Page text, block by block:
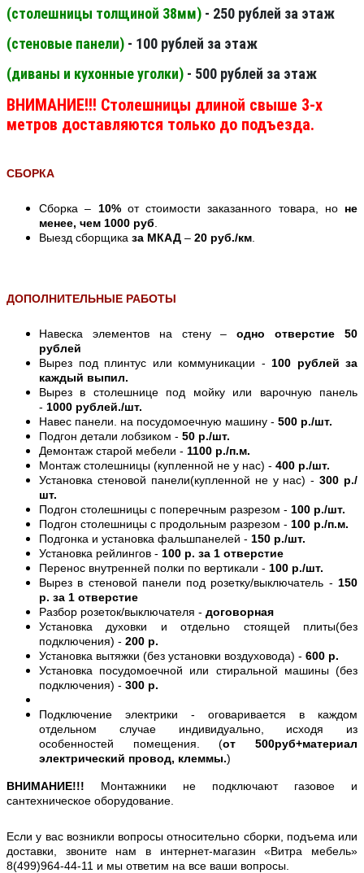
(столешницы толщиной 38мм) - 250 рублей за этаж
(стеновые панели) - 100 рублей за этаж
(диваны и кухонные уголки) - 500 рублей за этаж
ВНИМАНИЕ!!! Столешницы длиной свыше 3-х
метров доставляются только до подъезда.
СБОРКА
Сборка – 10%от стоимости заказанного товара, но не
менее, чем 1000 руб
Выезд сборщика за МКАД – 20 руб./км
ДОПОЛНИТЕЛЬНЫЕ РАБОТЫ
Навеска элементов на стену –одно отверстие 50
рублей
Вырез под плинтус или коммуникации - 100 рублей за
каждый выпил.
Вырез в столешнице под мойку или варочную панель
- 1000 рублей./шт.
Навес панели. на посудомоечную машину - 500 р./шт.
Подгон детали лобзиком - 50 р./шт.
Демонтаж старой мебели - 1100 р./п.м.
Монтаж столешницы (купленной не у нас) - 400 р./шт.
Установка стеновой панели(купленной не у нас) -300 р./
шт.
Подгон столешницы с поперечным разрезом - 100 р./шт.
Подгон столешницы с продольным разрезом - 100 р./п.м.
Подгонка и установка фальшпанелей - 150 р./шт.
Установка рейлингов - 100 р. за 1 отверстие
Перенос внутренней полки по вертикали - 100 р./шт.
Вырез в стеновой панели под розетку/выключатель - 150
р. за 1 отверстие
Разбор розеток/выключателя - договорная
Установка духовки и отдельно стоящей плиты(без
подключения) - 200 р.
Установка вытяжки (без установки воздуховода) - 600 р.
Установка посудомоечной или стиральной машины (без
подключения) - 300 р.
Подключение электрики - оговаривается в каждом
отдельном случае индивидуально, исходя из
особенностей помещения. (от 500руб+материал
электрический провод, клеммы.)
ВНИМАНИЕ!!! Монтажники не подключают газовое и
сантехническое оборудование.
Если у вас возникли вопросы относительно сборки, подъема или
доставки, звоните нам в интернет-магазин «Витра мебель»
8(499)964-44-11 и мы ответим на все ваши вопросы.